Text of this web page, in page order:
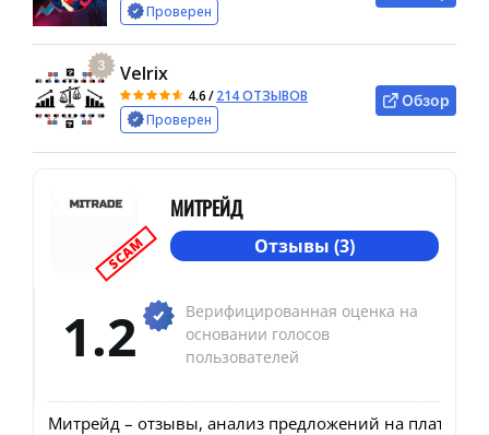
Проверен
3 Velrix
4.6/214 ОТЗЫВОВ
Проверен
Обзор
SCAM
МИТРЕЙД
Отзывы (3)
1.2
Верифицированная оценка на
основании голосов
пользователей
Митрейд – отзывы, анализ предложений на